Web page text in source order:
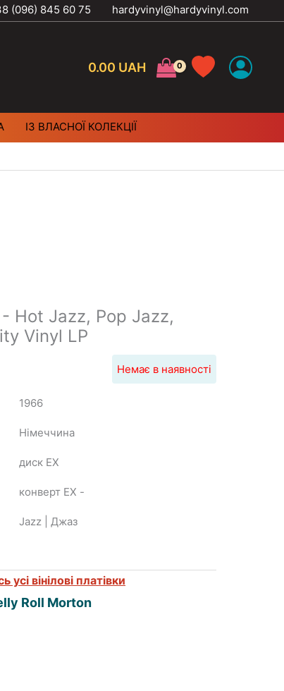
(096) 845 60 75 hardyvinyl@hardyvinyl.com
0.00 UAH
ІЗ ВЛАСНОЇ КОЛЕКЦІЇ
Hot Jazz, Pop Jazz,
Vinyl LP
Немає в наявності
1966
Нiмеччина
диск EX
конверт EX -
Jazz | Джаз
усі вінілові платівки
Roll Morton